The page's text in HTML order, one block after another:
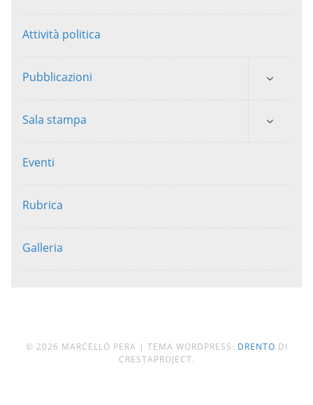
Attività politica
Pubblicazioni
Sala stampa
Eventi
Rubrica
Galleria
© 2026 MARCELLO PERA | TEMA WORDPRESS: DRENTO DI
CRESTAPROJECT.